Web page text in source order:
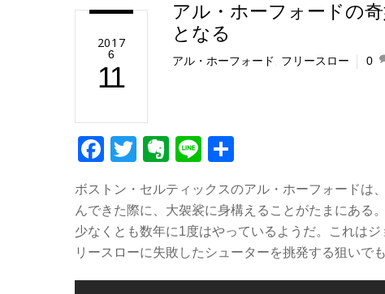
2017
6
11
アル・ホーフォードの
となる
アル・ホーフォード フリースロー 0
F
c
e
b
o
T
tt
er
E
er
n
ot
e
Li
e
ボストン・セルティックスのアル・ホーフォードは
んできた際に、大袈裟に身構えることがたまにある
少なくとも数年に1度はやっているようだ。これは
リースローに失敗したシューターを挑発する狙いで